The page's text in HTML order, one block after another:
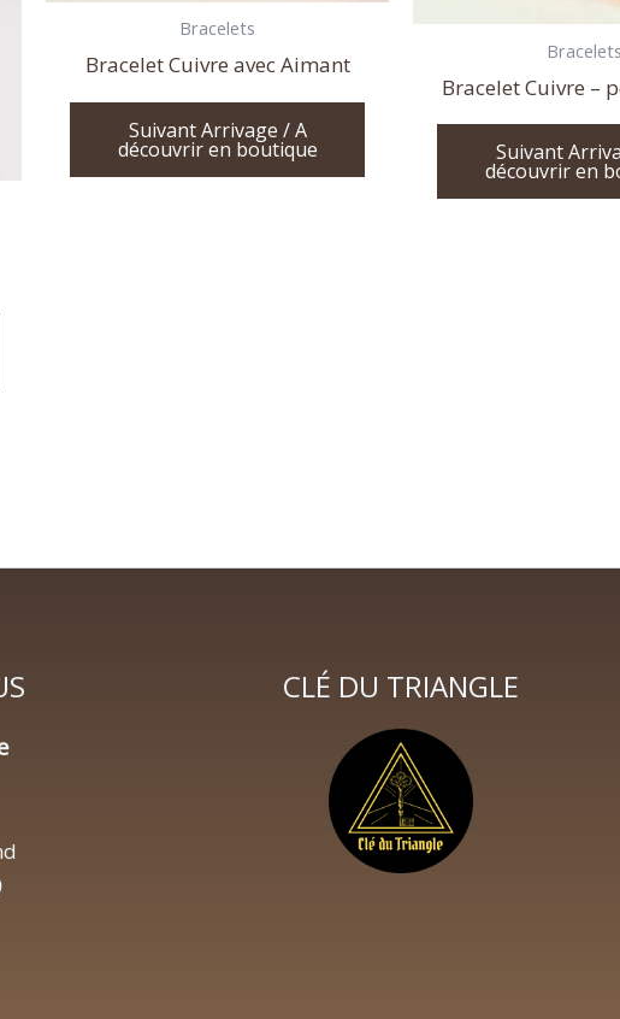
Bracelets
Bracelet Cuivre avec Aimant
Suivant Arrivage / A
découvrir en boutique
Bracelets
Bracelet Cuivre –
Suivant
découvrir en
CLÉ DU TRIANGLE